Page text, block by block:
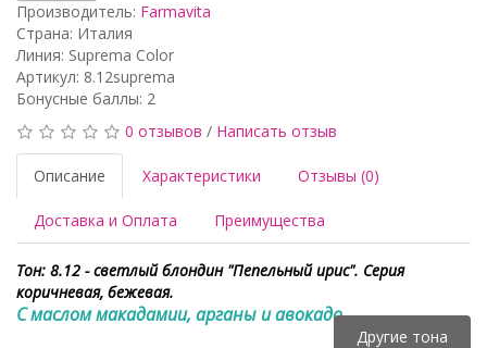
Производитель: Farmavita
Страна: Италия
Линия: Suprema Color
Артикул: 8.12suprema
Бонусные баллы: 2
0 отзывов / Написать отзыв
Описание Характеристики Отзывы (0)
Доставка и Оплата Преимущества
Тон: 8.12 - светлый блондин "Пепельный ирис". Серия
коричневая, бежевая.
С маслом макадамии, арганы и авокадо.
Другие тона